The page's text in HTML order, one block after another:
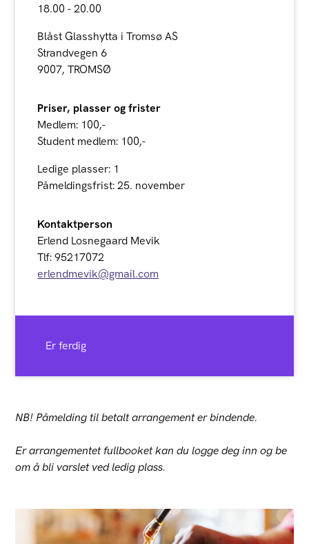
18.00 - 20.00
Blåst Glasshytta i Tromsø AS
Strandvegen 6
9007, TROMSØ
Priser, plasser og frister
Medlem: 100,-
Student medlem: 100,-
Ledige plasser: 1
Påmeldingsfrist: 25. november
Kontaktperson
Erlend Losnegaard Mevik
Tlf: 95217072
erlendmevik@gmail.com
Er ferdig
NB! Påmelding til betalt arrangement er bindende.
Er arrangementet fullbooket kan du logge deg inn og be
om å bli varslet ved ledig plass.